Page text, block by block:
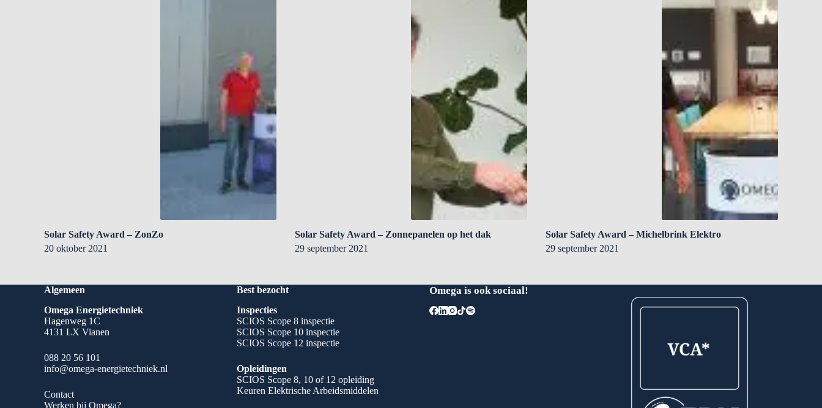
Solar Safety Award – ZonZo
20 oktober 2021
Solar Safety Award – Zonnepanelen op het dak
29 september 2021
Solar Safety Award – Michelbrink Elektro
29 september 2021
Algemeen
Omega Energietechniek
Hagenweg 1C
4131 LX Vianen
088 20 56 101
info@omega-energietechniek.nl
Contact
Werken bij Omega?
Best bezocht
Inspecties
SCIOS Scope 8 inspectie
SCIOS Scope 10 inspectie
SCIOS Scope 12 inspectie
Opleidingen
SCIOS Scope 8, 10 of 12 opleiding
Keuren Elektrische Arbeidsmiddelen
Omega is ook sociaal!